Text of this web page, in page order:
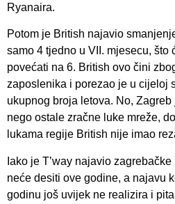
Ryanaira.
Potom je British najavio
samo 4 tjedno u VII. mjesecu, što
povećati na 6. British ovo čini
zaposlenika i porezao je u cijeloj
ukupnog broja letova. No,
nego ostale zračne luke mreže,
lukama regije British nije imao
Iako je T’way najavio
neće desiti ove godine, a najavu
godinu još uvijek ne realizira i